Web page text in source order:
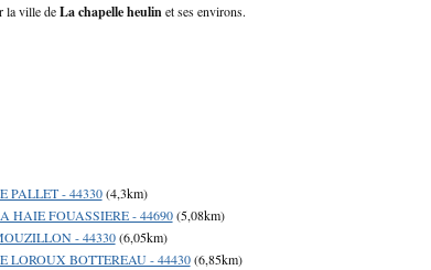
la ville deLa chapelle heulinet ses environs.
PALLET - 44330(4,3km)
HAIE FOUASSIERE - 44690(5,08km)
- 44330(6,05km)
LOROUX BOTTEREAU - 44430(6,85km)